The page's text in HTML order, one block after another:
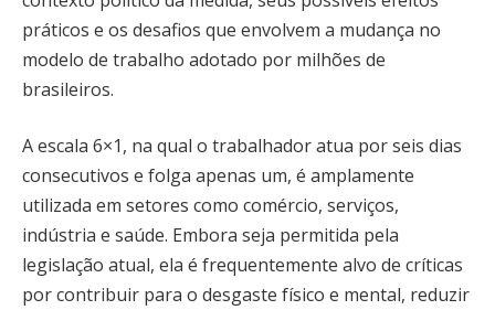
práticos e os desafios que envolvem a mudança no
modelo de trabalho adotado por milhões de
brasileiros.
A escala 6×1, na qual o trabalhador atua por seis dias
consecutivos e folga apenas um, é amplamente
utilizada em setores como comércio, serviços,
indústria e saúde. Embora seja permitida pela
legislação atual, ela é frequentemente alvo de críticas
por contribuir para o desgaste físico e mental, reduzir